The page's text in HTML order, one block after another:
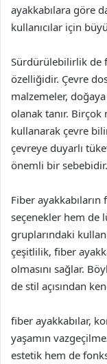
ayakkabılara göre
kullanıcılar için
Sürdürülebilirlik de
özelliğidir. Çevre
malzemeler,
olanak tanır.
kullanarak çevre
çevreye duyarlı
önemli bir sebebidir.
Fiber
seçenekler hem de
gruplarındaki
çeşitlilik, fiber
olmasını sağlar.
de stil açısından
fiber ayakkabılar,
yaşamın
estetik hem de